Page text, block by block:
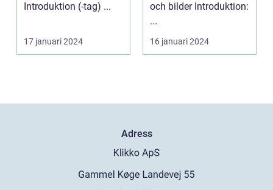
Introduktion (-tag) ...
17 januari 2024
och bilder Introduktion:
...
16 januari 2024
Adress